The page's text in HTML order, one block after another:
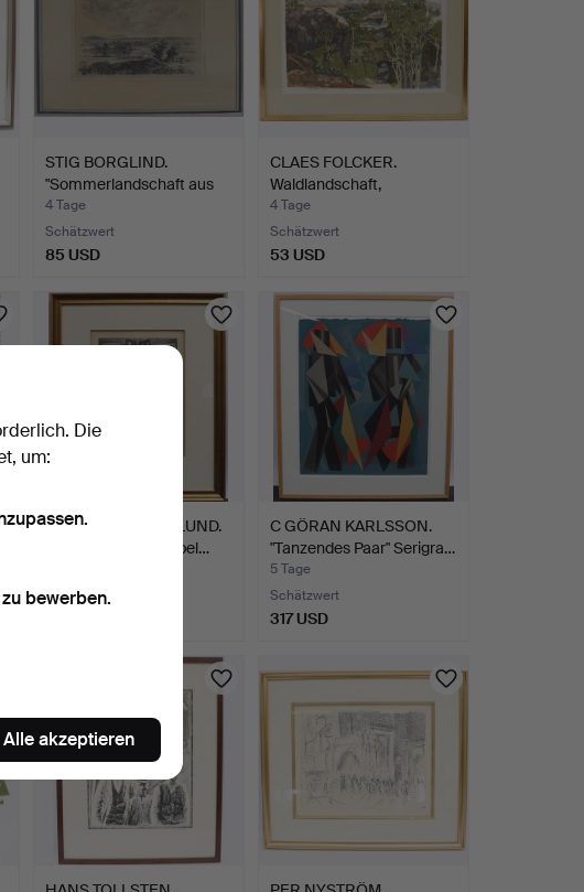
STIG BORGLIND.
"Sommerlandschaft aus
Svärd…
4 Tage
Schätzwert
85 USD
CLAES FOLCKER.
Waldlandschaft,
Farblithogr…
4 Tage
Schätzwert
53 USD
BERTIL BULL HEDLUND.
"Georg Carl von Döbel…
1 Gebot
C GÖRAN KARLSSON.
"Tanzendes Paar" Serigra…
5 Tage
Schätzwert
317 USD
Die
um:
bewerben.
Alle akzeptieren